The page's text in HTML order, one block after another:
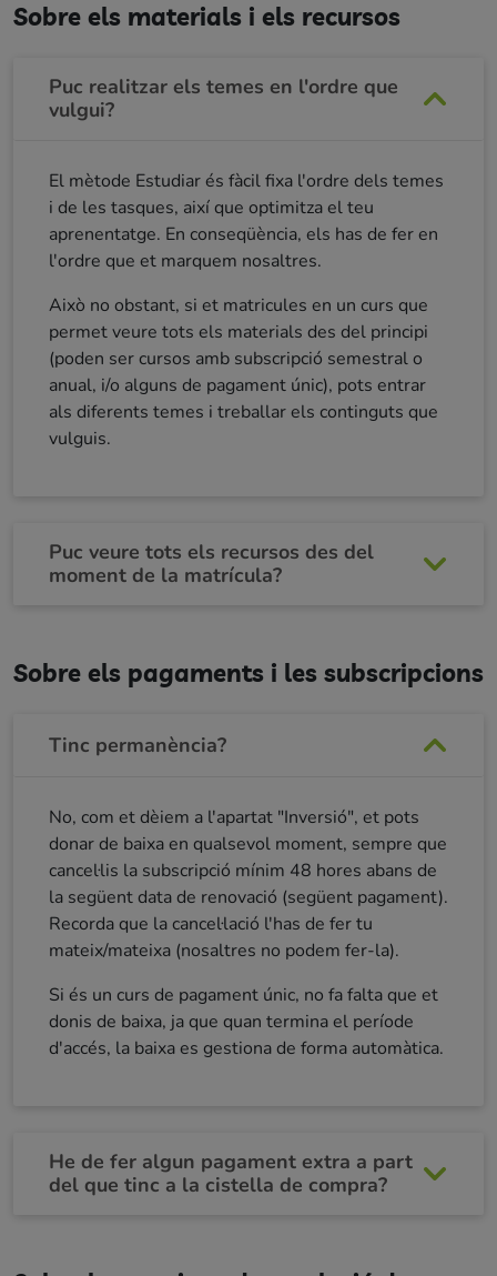
Sobre els materials i els recursos
Puc realitzar els temes en l'ordre que
vulgui?
El mètode Estudiar és fàcil fixa l'ordre dels temes
i de les tasques, així que optimitza el teu
aprenentatge. En conseqüència, els has de fer en
l'ordre que et marquem nosaltres.
Això no obstant, si et matricules en un curs que
permet veure tots els materials des del principi
(poden ser cursos amb subscripció semestral o
anual, i/o alguns de pagament únic), pots entrar
als diferents temes i treballar els continguts que
vulguis.
Puc veure tots els recursos des del
moment de la matrícula?
Sobre els pagaments i les subscripcions
Tinc permanència?
No, com et dèiem a l'apartat "Inversió", et pots
donar de baixa en qualsevol moment, sempre que
cancel·lis la subscripció mínim 48 hores abans de
la següent data de renovació (següent pagament).
Recorda que la cancel·lació l'has de fer tu
mateix/mateixa (nosaltres no podem fer-la).
Si és un curs de pagament únic, no fa falta que et
donis de baixa, ja que quan termina el període
d'accés, la baixa es gestiona de forma automàtica.
He de fer algun pagament extra a part
del que tinc a la cistella de compra?